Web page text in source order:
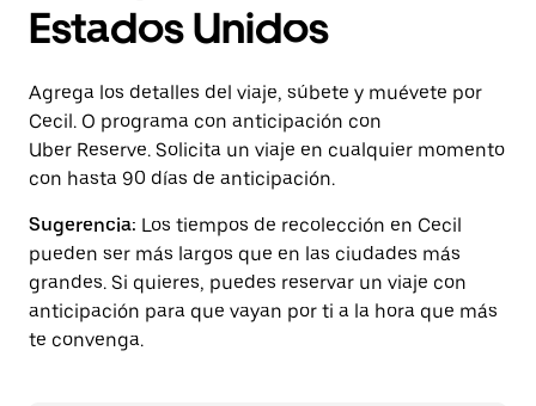
Estados Unidos
Agrega los detalles del viaje, súbete y muévete por
Cecil. O programa con anticipación con
Uber Reserve. Solicita un viaje en cualquier momento
con hasta 90 días de anticipación.
Sugerencia: Los tiempos de recolección en Cecil
pueden ser más largos que en las ciudades más
grandes. Si quieres, puedes reservar un viaje con
anticipación para que vayan por ti a la hora que más
te convenga.